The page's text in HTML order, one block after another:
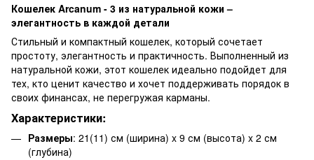
Кошелек Arcanum - 3 из натуральной кожи –
элегантность в каждой детали
Стильный и компактный кошелек, который сочетает
простоту, элегантность и практичность. Выполненный из
натуральной кожи, этот кошелек идеально подойдет для
тех, кто ценит качество и хочет поддерживать порядок в
своих финансах, не перегружая карманы.
Характеристики:
Размеры: 21(11) см (ширина) x 9 см (высота) x 2 см
(глубина)